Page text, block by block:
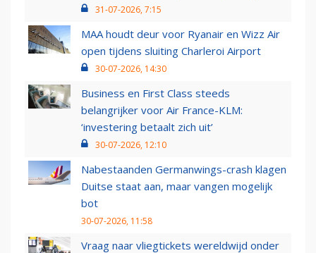
31-07-2026, 7:15
MAA houdt deur voor Ryanair en Wizz Air
open tijdens sluiting Charleroi Airport
30-07-2026, 14:30
Business en First Class steeds
belangrijker voor Air France-KLM:
‘investering betaalt zich uit’
30-07-2026, 12:10
Nabestaanden Germanwings-crash klagen
Duitse staat aan, maar vangen mogelijk
bot
30-07-2026, 11:58
Vraag naar vliegtickets wereldwijd onder